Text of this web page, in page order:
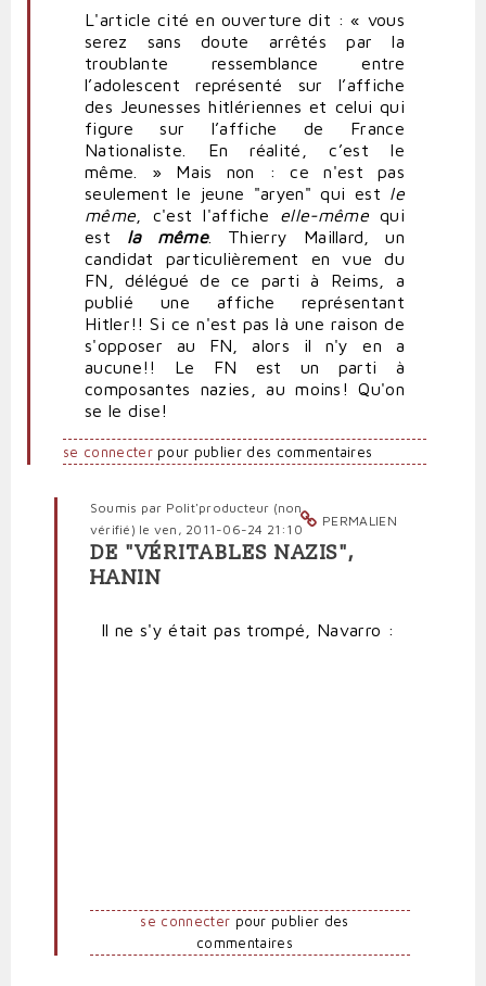
L'article cité en ouverture dit : « vous
serez sans doute arrêtés par la
troublante ressemblance entre
l’adolescent représenté sur l’affiche
des Jeunesses hitlériennes et celui qui
figure sur l’affiche de France
Nationaliste. En réalité, c’est le
même. » Mais non : ce n'est pas
seulement le jeune "aryen" qui est le
même , c'est l'affiche elle-même qui
est la même. Thierry Maillard, un
candidat particulièrement en vue du
FN, délégué de ce parti à Reims, a
publié une affiche représentant
Hitler!! Si ce n'est pas là une raison de
s'opposer au FN, alors il n'y en a
aucune!! Le FN est un parti à
composantes nazies, au moins! Qu'on
se le dise!
se connecterpour publier des commentaires
PERMALIEN
Soumis par Polit'producteur (non
vérifié) le ven, 2011-06-24 21:10
En
réponse
Un
DE "VÉRITABLES NAZIS",
HANIN
Il ne s'y était pas trompé, Navarro :
se connecter pour publier des
commentaires